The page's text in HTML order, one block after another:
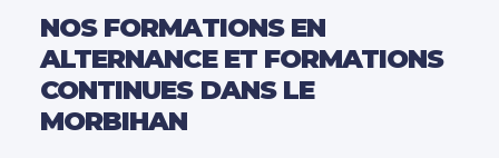
Système information Bureautique
PAO / CAO
Transition énergétique
BAC+2 - Niveau 5
Afficher plus
NOS FORMATIONS EN
ALTERNANCE ET FORMATIONS
CONTINUES DANS LE
MORBIHAN